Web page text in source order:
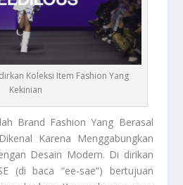
Koleksi Item Fashion Yang
Kekinian
Brand Fashion Yang Berasal
Karena Menggabungkan
Desain Modern. Di dirikan
(di baca “ee-sae”) bertujuan